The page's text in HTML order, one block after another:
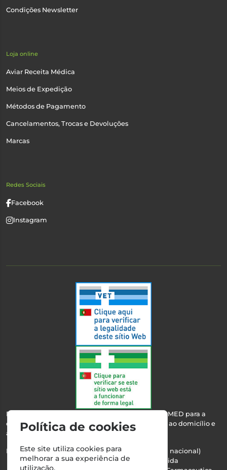
Condições Newsletter
Loja online
Aviar Receita Médica
Meios de Expedição
Métodos de Pagamento
Cancelamentos, Trocas e Devoluções
Marcas
Redes Sociais
Facebook
Instagram
Esta farmácia encontra-se autorizada pelo INFARMED para a
dispensa de medicamentos e produtos de saúde ao domicílio e
através da internet.
Nº Infarmed: 21 798 7100 (chamada para rede fixa nacional)
Direção Técnica:Maria Teresa Almeida
Política de cookies
Este site utiliza cookies para
melhorar a sua experiência de
utilização.